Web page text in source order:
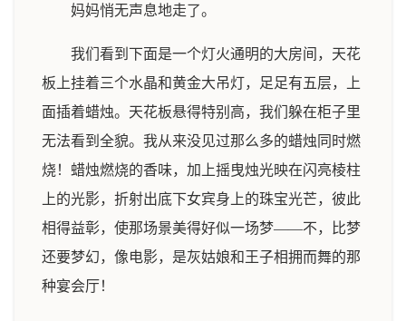
妈妈悄无声息地走了。
我们看到下面是一个灯火通明的大房间，天花
板上挂着三个水晶和黄金大吊灯，足足有五层，上
面插着蜡烛。天花板悬得特别高，我们躲在柜子里
无法看到全貌。我从来没见过那么多的蜡烛同时燃
烧！蜡烛燃烧的香味，加上摇曳烛光映在闪亮棱柱
上的光影，折射出底下女宾身上的珠宝光芒，彼此
相得益彰，使那场景美得好似一场梦——不，比梦
还要梦幻，像电影，是灰姑娘和王子相拥而舞的那
种宴会厅！